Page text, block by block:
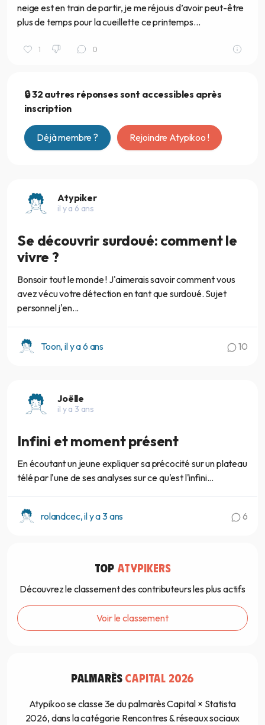
neige est en train de partir, je me réjouis d’avoir peut-être
plus de temps pour la cueillette ce printemps…
1 0
🔒 32 autres réponses sont accessibles après
inscription
Déjà membre ? Rejoindre Atypikoo !
Atypiker
il y a 6 ans
Se découvrir surdoué: comment le
vivre ?
Bonsoir tout le monde ! J'aimerais savoir comment vous
avez vécu votre détection en tant que surdoué. Sujet
personnel j'en...
Toon, il y a 6 ans 10
Joëlle
il y a 3 ans
Infini et moment présent
En écoutant un jeune expliquer sa précocité sur un plateau
télé par l'une de ses analyses sur ce qu'est l'infini...
rolandcec, il y a 3 ans 6
TOP ATYPIKERS
Découvrez le classement des contributeurs les plus actifs
Voir le classement
PALMARÈS CAPITAL 2026
Atypikoo se classe 3e du palmarès Capital × Statista
2026, dans la catégorie Rencontres & réseaux sociaux